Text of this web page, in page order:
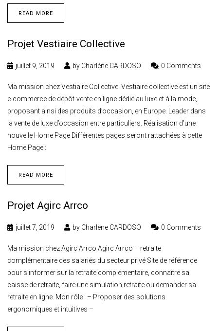
READ MORE
Projet Vestiaire Collective
juillet 9, 2019 by Charlène CARDOSO 0 Comments
Ma mission chez Vestiaire Collective Vestiaire collective est un site
e-commerce de dépôt-vente en ligne dédié au luxe et à la mode,
proposant ainsi des produits d’occasion, en Europe. Leader dans
la vente de luxe d’occasion entre particuliers. Réalisation d’une
nouvelle Home Page Différentes pages seront rattachées à cette
Home Page :
READ MORE
Projet Agirc Arrco
juillet 7, 2019 by Charlène CARDOSO 0 Comments
Ma mission chez Agirc Arrco Agirc Arrco – retraite
complémentaire des salariés du secteur privé Site de référence
pour s’informer sur la retraite complémentaire, connaître sa
caisse de retraite, faire une simulation retraite ou demander sa
retraite en ligne. Mon rôle : – Proposer des solutions
ergonomiques et intuitives –